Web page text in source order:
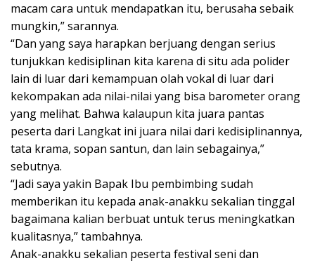
macam cara untuk mendapatkan itu, berusaha sebaik
mungkin,” sarannya.
“Dan yang saya harapkan berjuang dengan serius
tunjukkan kedisiplinan kita karena di situ ada polider
lain di luar dari kemampuan olah vokal di luar dari
kekompakan ada nilai-nilai yang bisa barometer orang
yang melihat. Bahwa kalaupun kita juara pantas
peserta dari Langkat ini juara nilai dari kedisiplinannya,
tata krama, sopan santun, dan lain sebagainya,”
sebutnya.
“Jadi saya yakin Bapak Ibu pembimbing sudah
memberikan itu kepada anak-anakku sekalian tinggal
bagaimana kalian berbuat untuk terus meningkatkan
kualitasnya,” tambahnya.
Anak-anakku sekalian peserta festival seni dan